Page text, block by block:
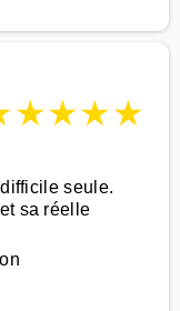
★★★★
seule.
sa réelle